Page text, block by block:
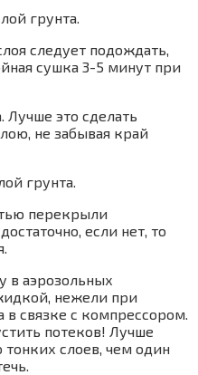
следует подождать,
сушка 3-5 минут при
Лучше это сделать
не забывая край
перекрыли
если нет, то
в аэрозольных
нежели при
в связке с компрессором.
потеков! Лучше
тонких слоев, чем один